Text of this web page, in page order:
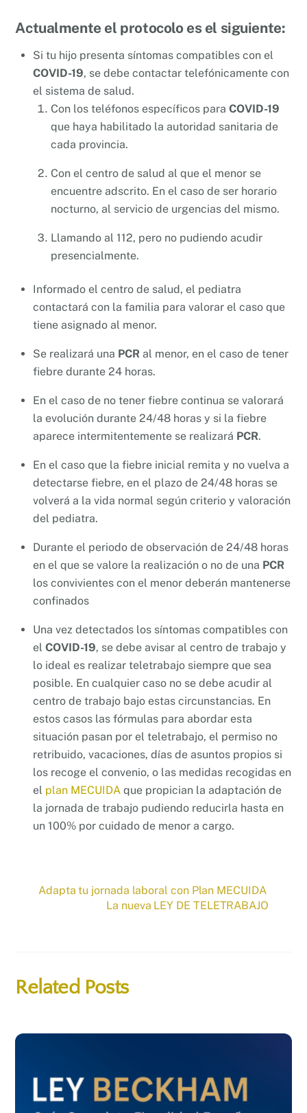
Actualmente el protocolo es el siguiente:
Si tu hijo presenta síntomas compatibles con el
COVID-19, se debe contactar telefónicamente con
el sistema de salud.
Con los teléfonos específicos para COVID-19
que haya habilitado la autoridad sanitaria de
cada provincia.
Con el centro de salud al que el menor se
encuentre adscrito. En el caso de ser horario
nocturno, al servicio de urgencias del mismo.
Llamando al 112, pero no pudiendo acudir
presencialmente.
Informado el centro de salud, el pediatra
contactará con la familia para valorar el caso que
tiene asignado al menor.
Se realizará una PCR al menor, en el caso de tener
fiebre durante 24 horas.
En el caso de no tener fiebre continua se valorará
la evolución durante 24/48 horas y si la fiebre
aparece intermitentemente se realizará PCR.
En el caso que la fiebre inicial remita y no vuelva a
detectarse fiebre, en el plazo de 24/48 horas se
volverá a la vida normal según criterio y valoración
del pediatra.
Durante el periodo de observación de 24/48 horas
en el que se valore la realización o no de una PCR
los convivientes con el menor deberán mantenerse
confinados
Una vez detectados los síntomas compatibles con
el COVID-19, se debe avisar al centro de trabajo y
lo ideal es realizar teletrabajo siempre que sea
posible. En cualquier caso no se debe acudir al
centro de trabajo bajo estas circunstancias. En
estos casos las fórmulas para abordar esta
situación pasan por el teletrabajo, el permiso no
retribuido, vacaciones, días de asuntos propios si
los recoge el convenio, o las medidas recogidas en
el plan MECUIDA que propician la adaptación de
la jornada de trabajo pudiendo reducirla hasta en
un 100% por cuidado de menor a cargo.
Adapta tu jornada laboral con Plan MECUIDA
La nueva LEY DE TELETRABAJO
Related Posts